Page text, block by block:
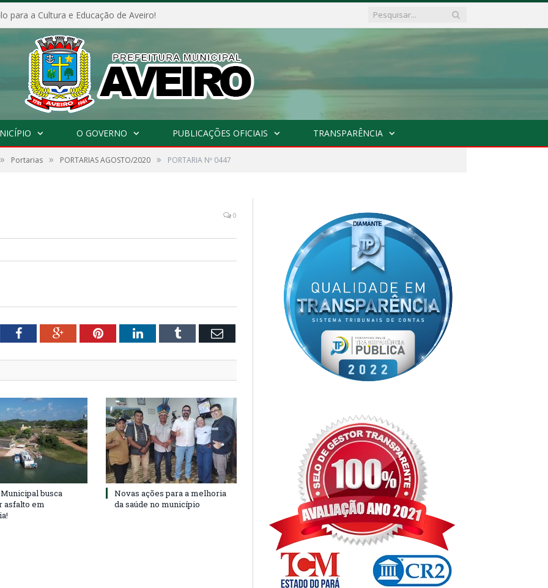
para a Cultura e Educação de Aveiro!
O GOVERNO PUBLICAÇÕES OFICIAIS TRANSPARÊNCIA
» Portarias » PORTARIAS AGOSTO/2020 » PORTARIA Nº 0447
0
FacebookGoogle+PinterestLinkedInTumblr Email
busca
asfalto em
Novas ações para a melhoria
da saúde no município